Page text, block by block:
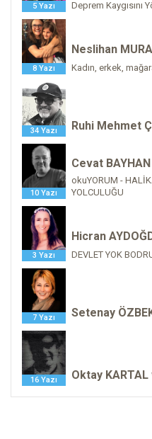
5 Yazı Deprem Kaygısını
8 Yazı
Neslihan
Kadın, erkek,
34 Yazı Ruhi Mehmet
10 Yazı
Cevat BAYHAN
okuYORUM -
YOLCULUĞU
3 Yazı
Hicran
DEVLET YOK
7 Yazı Setenay
16 Yazı Oktay KARTAL